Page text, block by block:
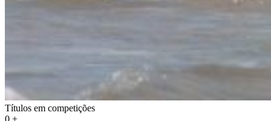
Títulos em competições
0 +